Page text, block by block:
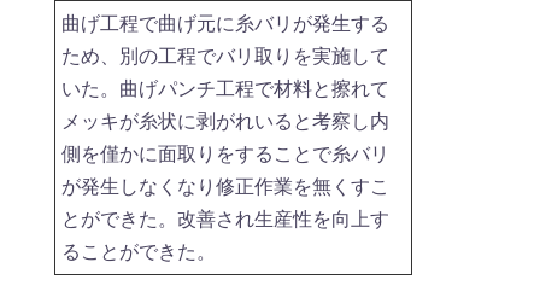
曲げ工程で曲げ元に糸バリが発生する
ため、別の工程でバリ取りを実施して
いた。曲げパンチ工程で材料と擦れて
メッキが糸状に剥がれいると考察し内
側を僅かに面取りをすることで糸バリ
が発生しなくなり修正作業を無くすこ
とができた。改善され生産性を向上す
ることができた。